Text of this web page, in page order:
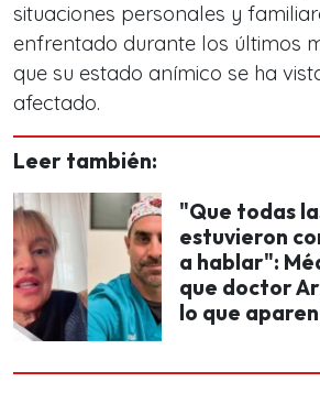
situaciones personales y
enfrentado durante los últimos
que su estado anímico se ha
afectado.
Leer también:
"Que todas
estuvieron
a hablar":
que doctor
lo que